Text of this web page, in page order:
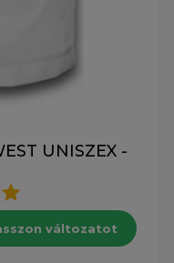
UNISZEX -
változatot